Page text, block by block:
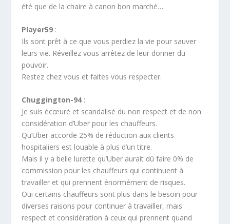
été que de la chaire à canon bon marché…
Player59 :
Ils sont prêt à ce que vous perdiez la vie pour sauver
leurs vie. Réveillez vous arrêtez de leur donner du
pouvoir.
Restez chez vous et faites vous respecter.
Chuggington-94:
Je suis écœuré et scandalisé du non respect et de non
considération d’Uber pour les chauffeurs.
Qu’Uber accorde 25% de réduction aux clients
hospitaliers est louable à plus d’un titre.
Mais il y a belle lurette qu’Uber aurait dû faire 0% de
commission pour les chauffeurs qui continuent à
travailler et qui prennent énormément de risques.
Oui certains chauffeurs sont plus dans le besoin pour
diverses raisons pour continuer à travailler, mais
respect et considération à ceux qui prennent quand